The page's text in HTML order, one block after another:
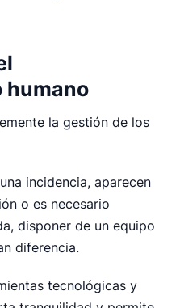
humano
la gestión de los
incidencia, aparecen
o es necesario
disponer de un equipo
diferencia.
tecnológicas y